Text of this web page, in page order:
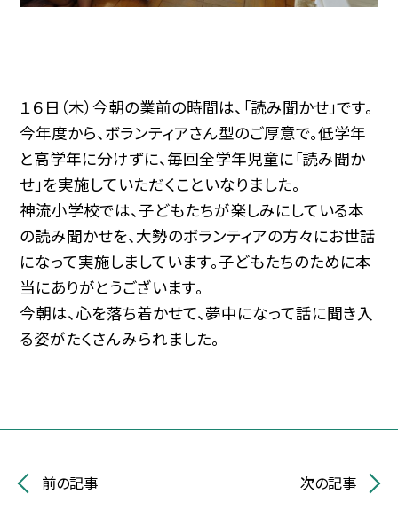
１６日（木）今朝の業前の時間は、「読み聞かせ」です。
今年度から、ボランティアさん型のご厚意で。低学年
と高学年に分けずに、毎回全学年児童に「読み聞か
せ」を実施していただくこといなりました。
神流小学校では、子どもたちが楽しみにしている本
の読み聞かせを、大勢のボランティアの方々にお世話
になって実施しましています。子どもたちのために本
当にありがとうございます。
今朝は、心を落ち着かせて、夢中になって話に聞き入
る姿がたくさんみられました。
前の記事 次の記事